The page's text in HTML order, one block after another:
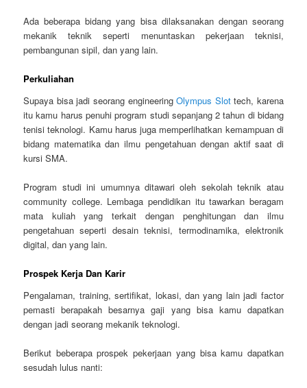
Ada beberapa bidang yang bisa dilaksanakan dengan seorang
mekanik teknik seperti menuntaskan pekerjaan teknisi,
pembangunan sipil, dan yang lain.
Perkuliahan
Supaya bisa jadi seorang engineeringOlympus Slottech, karena
itu kamu harus penuhi program studi sepanjang 2 tahun di bidang
tenisi teknologi. Kamu harus juga memperlihatkan kemampuan di
bidang matematika dan ilmu pengetahuan dengan aktif saat di
kursi SMA.
Program studi ini umumnya ditawari oleh sekolah teknik atau
community college. Lembaga pendidikan itu tawarkan beragam
mata kuliah yang terkait dengan penghitungan dan ilmu
pengetahuan seperti desain teknisi, termodinamika, elektronik
digital, dan yang lain.
Prospek Kerja Dan Karir
Pengalaman, training, sertifikat, lokasi, dan yang lain jadi factor
pemasti berapakah besarnya gaji yang bisa kamu dapatkan
dengan jadi seorang mekanik teknologi.
Berikut beberapa prospek pekerjaan yang bisa kamu dapatkan
sesudah lulus nanti: